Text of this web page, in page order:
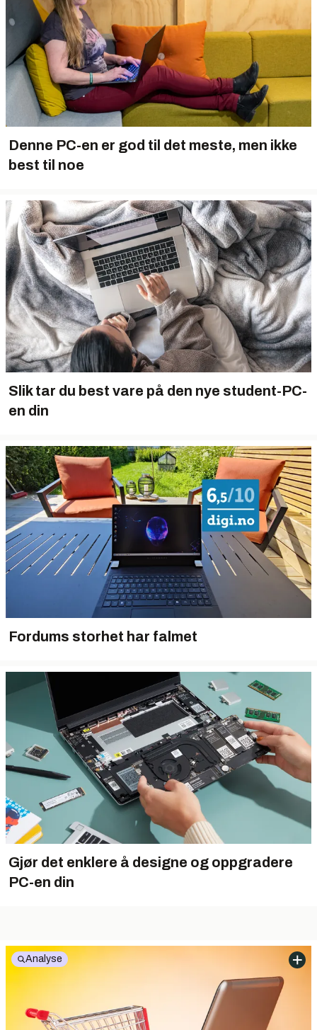
Denne PC-en er god til det meste, men ikke
best til noe
Slik tar du best vare på den nye student-PC-
en din
Fordums storhet har falmet
Gjør det enklere å designe og oppgradere
PC-en din
Analyse